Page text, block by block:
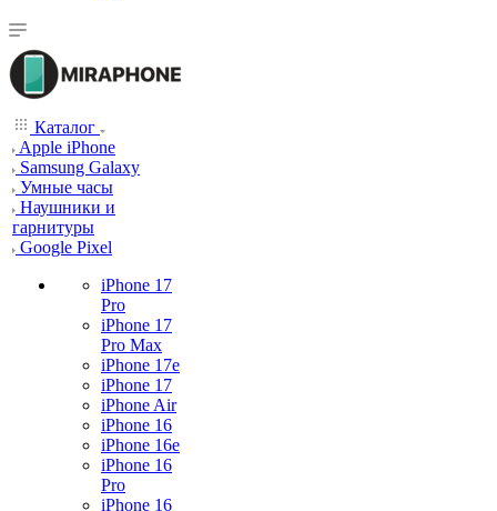
Каталог
Apple iPhone
Samsung Galaxy
Умные часы
Наушники и
гарнитуры
Google Pixel
iPhone 17
Pro
iPhone 17
Pro Max
iPhone 17e
iPhone 17
iPhone Air
iPhone 16
iPhone 16e
iPhone 16
Pro
iPhone 16